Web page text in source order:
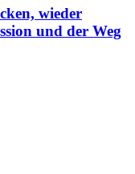
wieder
und der Weg